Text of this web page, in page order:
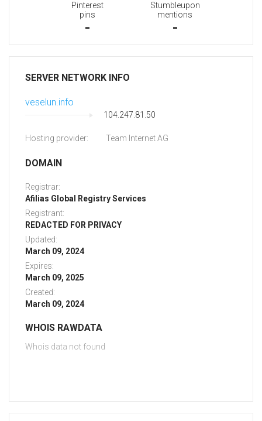
Pinterest
pins
-
Stumbleupon
mentions
-
SERVER NETWORK INFO
veselun.info
104.247.81.50
Hosting provider: Team Internet AG
DOMAIN
Registrar:
Afilias Global Registry Services
Registrant:
REDACTED FOR PRIVACY
Updated:
March 09, 2024
Expires:
March 09, 2025
Created:
March 09, 2024
WHOIS RAWDATA
Whois data not found